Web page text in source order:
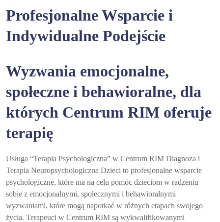
Profesjonalne Wsparcie i
Indywidualne Podejście
Wyzwania emocjonalne,
społeczne i behawioralne, dla
których Centrum RIM oferuje
terapię
Usługa “Terapia Psychologiczna” w Centrum RIM Diagnoza i
Terapia Neuropsychologiczna Dzieci to profesjonalne wsparcie
psychologiczne, które ma na celu pomóc dzieciom w radzeniu
sobie z emocjonalnymi, społecznymi i behawioralnymi
wyzwaniami, które mogą napotkać w różnych etapach swojego
życia. Terapeuci w Centrum RIM są wykwalifikowanymi